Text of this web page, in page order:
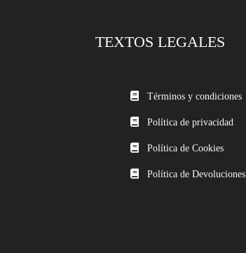
TEXTOS LEGALES
Términos y condiciones
Política de privacidad
Política de Cookies
Política de Devoluciones